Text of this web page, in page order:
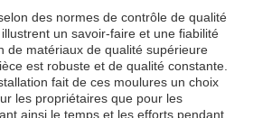
des normes de contrôle de qualité
un savoir-faire et une fiabilité
de matériaux de qualité supérieure
est robuste et de qualité constante.
fait de ces moulures un choix
les propriétaires que pour les
ainsi le temps et les efforts pendant